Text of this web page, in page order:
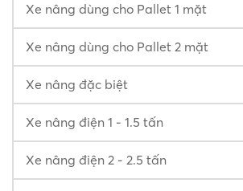
Xe nâng dùng cho Pallet 1 mặt
Xe nâng dùng cho Pallet 2 mặt
Xe nâng đặc biệt
Xe nâng điện 1 - 1.5 tấn
Xe nâng điện 2 - 2.5 tấn